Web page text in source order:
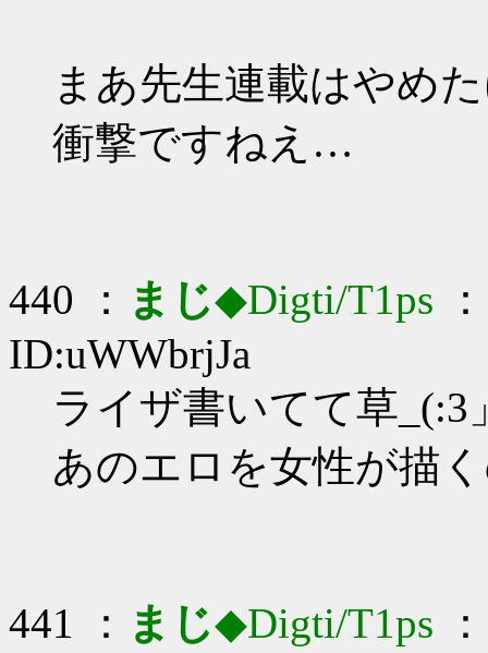
まあ先生連載はやめ
衝撃ですねえ…
440 ： まじ◆Digti/T1ps
ID:uWWbrjJa
ライザ書いてて草_(:3
あのエロを女性が描
441 ： まじ◆Digti/T1ps